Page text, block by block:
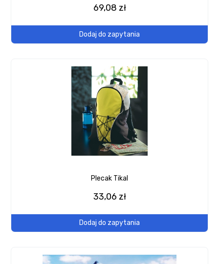
69,08 zł
Dodaj do zapytania
Plecak Tikal
33,06 zł
Dodaj do zapytania